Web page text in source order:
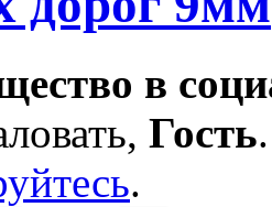
в
Гость
.